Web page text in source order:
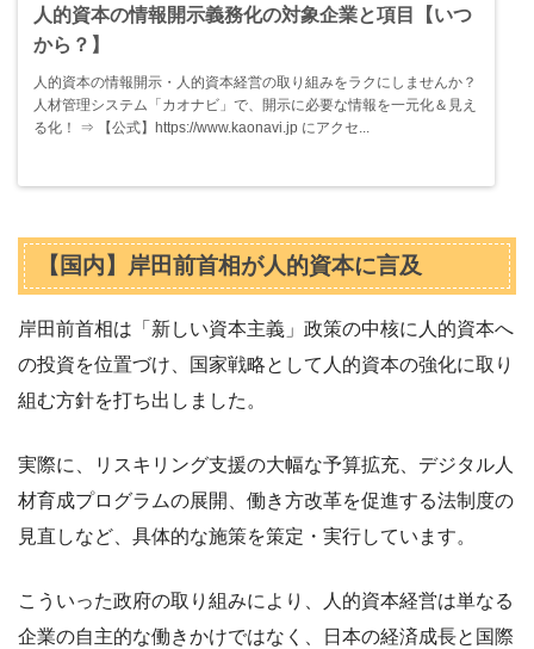
人的資本の情報開示義務化の対象企業と項目【いつ
から？】
人的資本の情報開示・人的資本経営の取り組みをラクにしませんか？
人材管理システム「カオナビ」で、開示に必要な情報を一元化＆見え
る化！ ⇒ 【公式】https://www.kaonavi.jp にアクセ...
【国内】岸田前首相が人的資本に言及
岸田前首相は「新しい資本主義」政策の中核に人的資本へ
の投資を位置づけ、国家戦略として人的資本の強化に取り
組む方針を打ち出しました。
実際に、リスキリング支援の大幅な予算拡充、デジタル人
材育成プログラムの展開、働き方改革を促進する法制度の
見直しなど、具体的な施策を策定・実行しています。
こういった政府の取り組みにより、人的資本経営は単なる
企業の自主的な働きかけではなく、日本の経済成長と国際